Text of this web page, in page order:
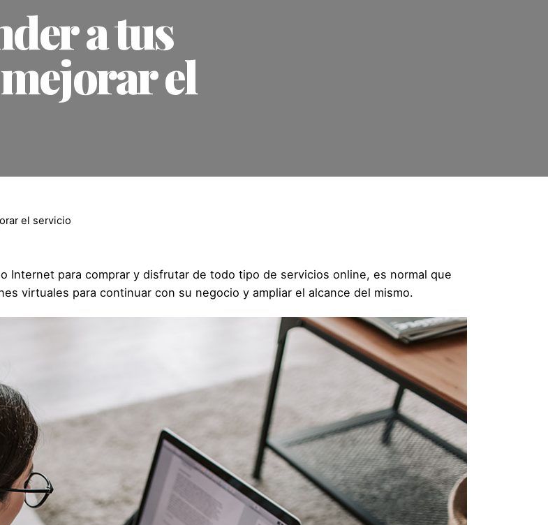
a tus
el
el servicio
Internet para comprar y disfrutar de todo tipo de servicios online, es normal que
virtuales para continuar con su negocio y ampliar el alcance del mismo.